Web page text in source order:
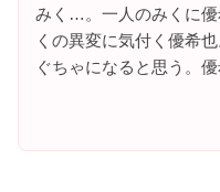
みく…。一人のみくに
くの異変に気付く優希
ぐちゃになると思う。